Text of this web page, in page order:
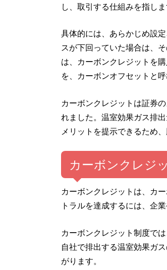
し、取引する仕組みを指しま
具体的には、あらかじめ設
スが下回っていた場合は、
は、カーボンクレジットを
を、カーボンオフセットと呼
カーボンクレジットは証券
れました。温室効果ガス排
メリットを提示できるため
カーボンクレジ
カーボンクレジットは、カ
トラルを達成するには、企
カーボンクレジット制度で
自社で排出する温室効果ガ
がります。